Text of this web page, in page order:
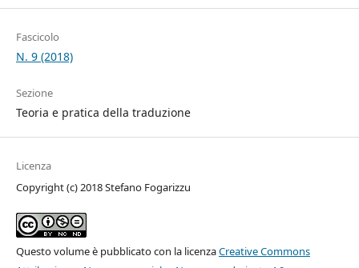
Fascicolo
N. 9 (2018)
Sezione
Teoria e pratica della traduzione
Licenza
Copyright (c) 2018 Stefano Fogarizzu
Questo volume è pubblicato con la licenzaCreative Commons